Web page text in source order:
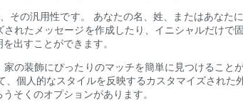
その汎用性です。 あなたの名、姓、またはあな
れたメッセージを作成したり、イニシャルだけ
出すことができます。
の装飾にぴったりのマッチを簡単に見つけるこ
個人的なスタイルを反映するカスタマイズされ
そくのオプションがあります。